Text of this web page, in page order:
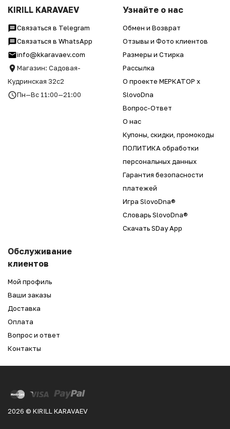
KIRILL KARAVAEV
Связаться в Telegram
Связаться в WhatsApp
info@kkaravaev.com
Магазин: Садовая-
Кудринская 32с2
Пн—Вс 11:00—21:00
Узнайте о нас
Обмен и Возврат
Отзывы и Фото клиентов
Размеры и Стирка
Рассылка
О проекте МЕРКАТОР x
SlovoDna
Вопрос-Ответ
О нас
Купоны, скидки, промокоды
ПОЛИТИКА обработки
персональных данных
Гарантия безопасности
платежей
Игра SlovoDna®
Словарь SlovoDna®
Скачать SDay App
Обслуживание
клиентов
Мой профиль
Ваши заказы
Доставка
Оплата
Вопрос и ответ
Контакты
2026 © KIRILL KARAVAEV